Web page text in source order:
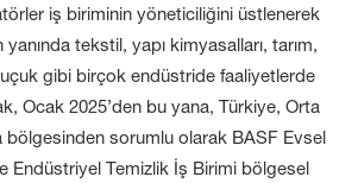
iş biriminin yöneticiliğini üstlenerek
tekstil, yapı kimyasalları, tarım,
gibi birçok endüstride faaliyetlerde
Ocak 2025’den bu yana, Türkiye, Orta
sorumlu olarak BASF Evsel
Endüstriyel Temizlik İş Birimi bölgesel